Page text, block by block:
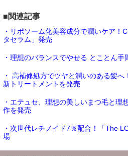
■関連記事
・リポソーム化美容成分で潤いケア！
タセラム」発売
・理想のバランスでやせる とことん
・ 高補修処方でツヤと潤いのある髪
新トリートメントを発売
・エテュセ、理想の美しいまつ毛と理
作を発売
・次世代レチノイド7％配合！「The
場